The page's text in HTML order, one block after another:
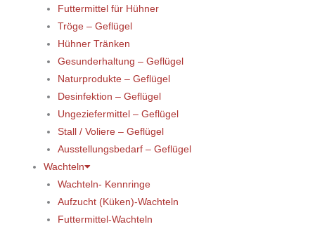
Futtermittel für Hühner
Tröge – Geflügel
Hühner Tränken
Gesunderhaltung – Geflügel
Naturprodukte – Geflügel
Desinfektion – Geflügel
Ungeziefermittel – Geflügel
Stall / Voliere – Geflügel
Ausstellungsbedarf – Geflügel
Wachteln
Wachteln- Kennringe
Aufzucht (Küken)-Wachteln
Futtermittel-Wachteln